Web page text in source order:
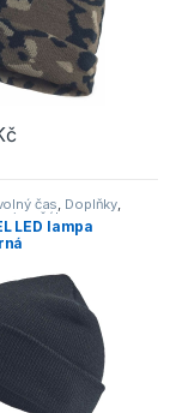
čas, Doplňky,
šály
LED lampa